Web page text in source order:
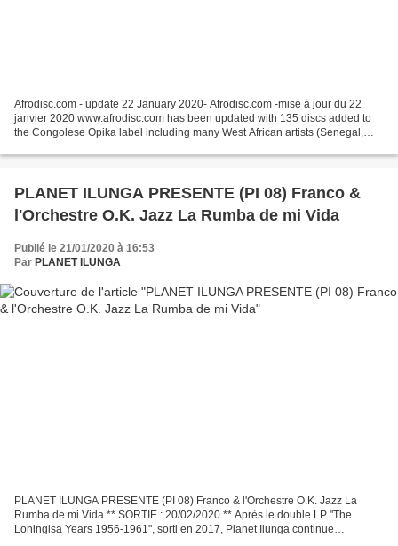
Afrodisc.com - update 22 January 2020- Afrodisc.com -mise à jour du 22
janvier 2020 www.afrodisc.com has been updated with 135 discs added to
the Congolese Opika label including many West African artists (Senegal,
PLANET ILUNGA PRESENTE (PI 08) Franco &
l'Orchestre O.K. Jazz La Rumba de mi Vida
Publié le 21/01/2020 à 16:53
Par PLANET ILUNGA
PLANET ILUNGA PRESENTE (PI 08) Franco & l'Orchestre O.K. Jazz La
Rumba de mi Vida ** SORTIE : 20/02/2020 ** Après le double LP "The
Loningisa Years 1956-1961", sorti en 2017, Planet Ilunga continue